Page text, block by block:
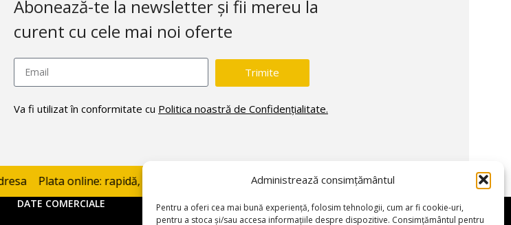
Administrează consimțământul
Pentru a oferi cea mai bună experiență, folosim tehnologii, cum ar fi cookie-uri,
pentru a stoca și/sau accesa informațiile despre dispozitive. Consimțământul pentru
Abonează-te la newsletter și fii mereu la
curent cu cele mai noi oferte
Trimite
Va fi utilizat în conformitate cu Politica noastră de Confidențialitate.
Plata online: rapidă, sigură și protejată Livrare rapida: 1-3 zile lucrătoare Suport telefonic:
DATE COMERCIALE SUPORT CLIENTI